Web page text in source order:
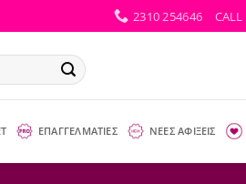
2310 254646 CALL
ΕΠΑΓΓΕΛΜΑΤΙΕΣ ΝΕΕΣ ΑΦΙΞΕΙΣ